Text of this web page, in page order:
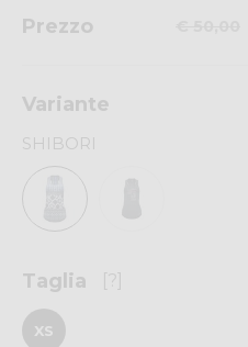
Prezzo
Variante
SHIBORI
Taglia [?]
XS